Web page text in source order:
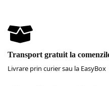
Transport gratuit la
Livrare prin curier sau la EasyBox